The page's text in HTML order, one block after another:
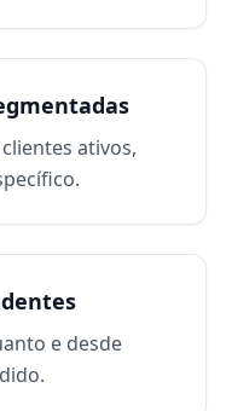
ativos,
e desde